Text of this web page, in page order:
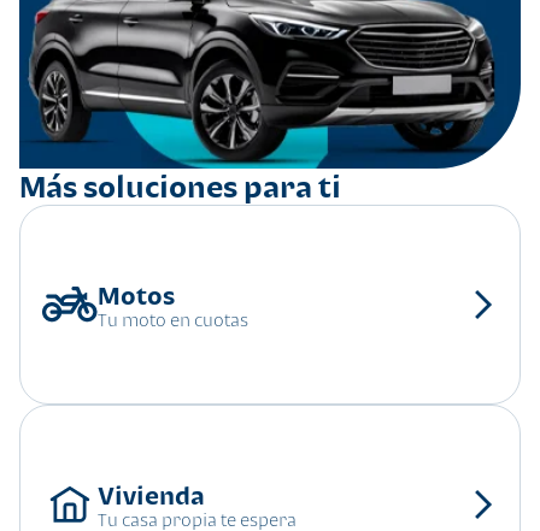
Más soluciones para ti
Tu moto en cuotas
Tu casa propia te espera